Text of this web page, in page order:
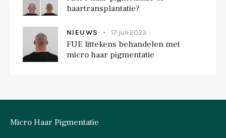
haartransplantatie?
NIEUWS 17 juli 2023
FUE littekens behandelen met
micro haar pigmentatie
Micro Haar Pigmentatie